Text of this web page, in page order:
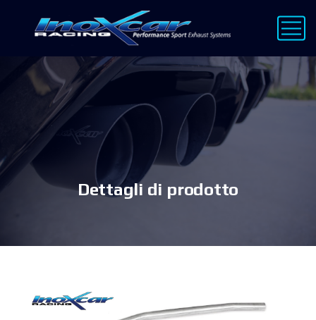
Dettagli di prodotto